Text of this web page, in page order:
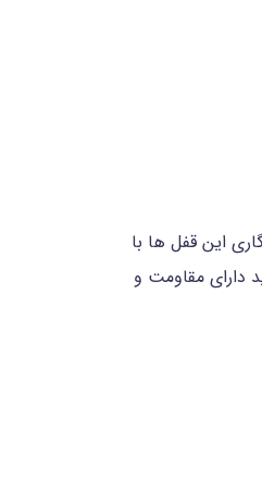
این قفل ها با
دارای مقاومت و